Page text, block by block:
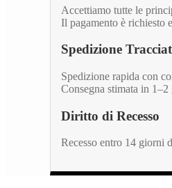
Accettiamo tutte le
Il pagamento è richiesto
Spedizione
Spedizione rapida con
Consegna stimata in
Diritto di Recesso
Recesso entro 14 giorni